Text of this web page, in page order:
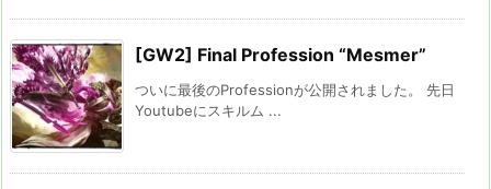
[GW2] Final Profession “Mesmer”
ついに最後のProfessionが公開されました。 先日
Youtubeにスキルム ...